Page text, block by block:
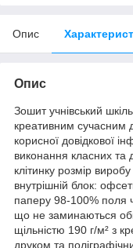
Опис
Опис
Зошит учнівський
креативним сучасним
корисної довідкової
виконання класних та
клітинку розмір
внутрішній блок:
паперу 98-100% поля
що не заминаються
щільністю 190 г/м² з
друком та